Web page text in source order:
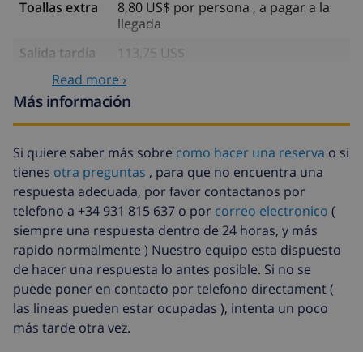
Toallas extra
8,80 US$ por persona , a pagar a la
llegada
Salida tardía
113,75 US$
Limpieza
extra
basado en consumo de energía
(52,77 US$/HOUR)
Fondo
cancelación:
4.80% del importe total
Read more ›
Más información
Si quiere saber más sobre como hacer una reserva o si
tienes otra preguntas , para que no encuentra una
respuesta adecuada, por favor contactanos por
telefono a +34 931 815 637 o por correo electronico (
siempre una respuesta dentro de 24 horas, y más
rapido normalmente ) Nuestro equipo esta dispuesto
de hacer una respuesta lo antes posible. Si no se
puede poner en contacto por telefono directament (
las lineas pueden estar ocupadas ), intenta un poco
más tarde otra vez.